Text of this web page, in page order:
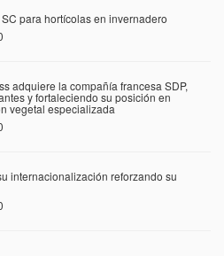
para hortícolas en invernadero
adquiere la compañía francesa SDP,
y fortaleciendo su posición en
vegetal especializada
internacionalización reforzando su